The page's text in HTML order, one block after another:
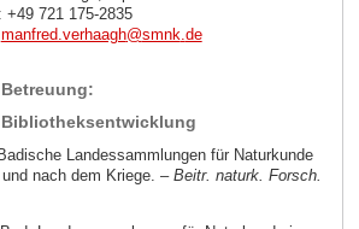
+49 721 175-2835
manfred.verhaagh@smnk.de
Landessammlungen für Naturkunde
nach dem Kriege. – Beitr. naturk. Forsch.